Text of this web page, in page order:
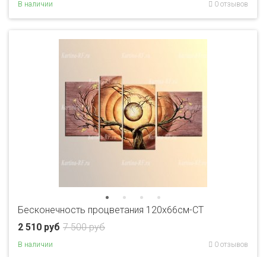
В наличии 0 отзывов
Бесконечность процветания 120х66см-CT
7 500 руб
2 510 руб
В наличии 0 отзывов